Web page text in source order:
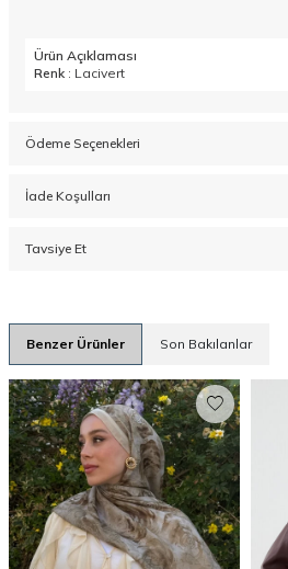
Ürün Açıklaması
Renk : Lacivert
Ödeme Seçenekleri
İade Koşulları
Tavsiye Et
Benzer Ürünler Son Bakılanlar